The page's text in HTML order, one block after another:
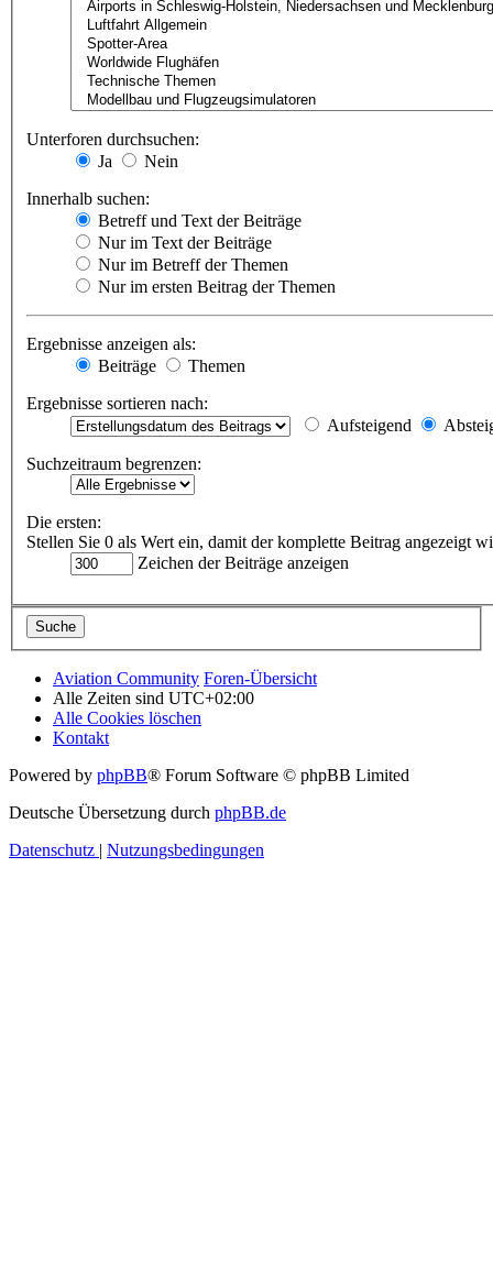
Unterforen durchsuchen:
Ja
Nein
Innerhalb suchen:
Betreff und Text der Beiträge
Nur im Text der Beiträge
Nur im Betreff der Themen
Nur im ersten Beitrag der Themen
Ergebnisse anzeigen als:
Beiträge
Themen
Ergebnisse sortieren nach:
Aufsteigend
Suchzeitraum begrenzen:
Die ersten:
Stellen Sie 0 als Wert ein, damit der komplette Beitrag angezeigt
Zeichen der Beiträge anzeigen
Aviation Community Foren-Übersicht
Alle Zeiten sind UTC+02:00
Alle Cookies löschen
Kontakt
Powered by phpBB® Forum Software © phpBB Limited
Deutsche Übersetzung durch phpBB.de
Datenschutz | Nutzungsbedingungen